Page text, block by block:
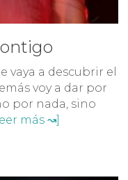
vaya a descubrir el
voy a dar por
por nada, sino
más ↝]